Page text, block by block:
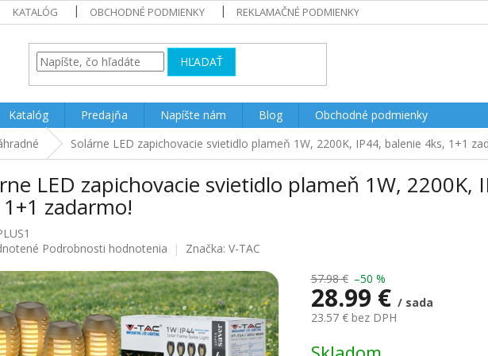
KATALÓG OBCHODNÉ PODMIENKY REKLAMAČNÉ PODMIENKY
HĽADAŤ
Katalóg Predajňa Napíšte nám Blog
Obchodné podmienky
Solárne LED zapichovacie svietidlo plameň 1W, 2200K, IP44, balenie 4ks, 1+1
LED zapichovacie svietidlo plameň 1W, 2200K,
zadarmo!
Podrobnosti hodnotenia Značka: V-TAC
57.98 € –50 %
28.99 € / sada
23.57 € bez DPH